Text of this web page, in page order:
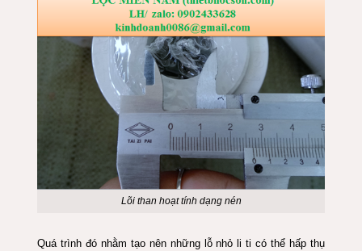
Lõi than hoạt tính dạng nén
Quá trình đó nhằm tạo nên những lỗ nhỏ li ti có thể hấp thụ